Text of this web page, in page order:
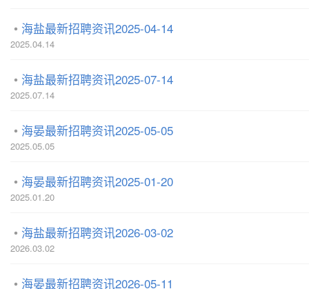
海盐最新招聘资讯2025-04-14
2025.04.14
海盐最新招聘资讯2025-07-14
2025.07.14
海晏最新招聘资讯2025-05-05
2025.05.05
海晏最新招聘资讯2025-01-20
2025.01.20
海盐最新招聘资讯2026-03-02
2026.03.02
海晏最新招聘资讯2026-05-11